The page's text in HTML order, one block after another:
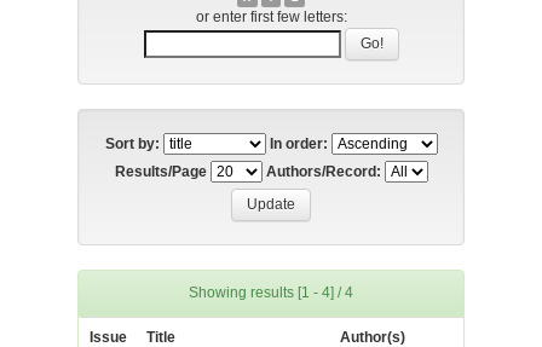
or enter first few letters:
Sort by:
In order:
Results/Page
Authors/Record:
Showing results [1 - 4] / 4
Issue
Title Author(s)